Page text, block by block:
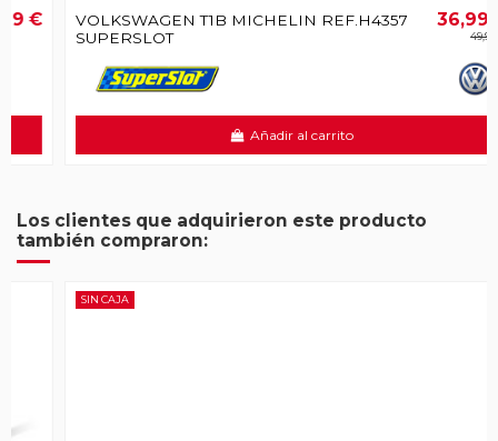
VOLKSWAGEN T1B MICHELIN REF.H4357
SUPERSLOT
36,99 €
Añadir al carrito
Los clientes que adquirieron este producto
también compraron:
SIN CAJA